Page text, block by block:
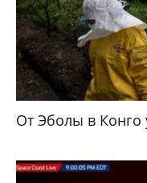
От Эболы в Конго